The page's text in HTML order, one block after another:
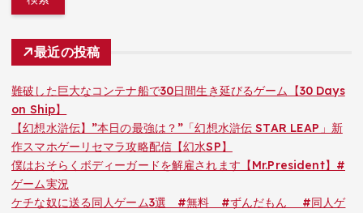
最近の投稿
難破した巨大なコンテナ船で30日間生き延びるゲーム【30 Days
on Ship】
【幻想水滸伝】”本日の最強は？”「幻想水滸伝 STAR LEAP」新
作スマホゲーリセマラ攻略配信【幻水SP】
僕はおそらくボディーガードを解雇されます【Mr.President】#
ゲーム実況
ケチな奴に送る同人ゲーム3選 #無料 #ずんだもん #同人ゲ